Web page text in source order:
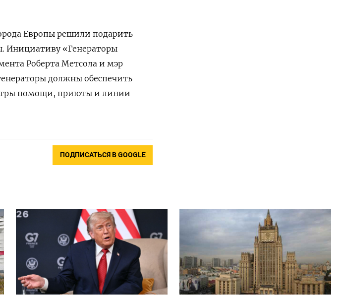
Европы решили подарить
Инициативу «Генераторы
Роберта Метсола и мэр
должны обеспечить
помощи, приюты и линии
ПОДПИСАТЬСЯ В GOOGLE